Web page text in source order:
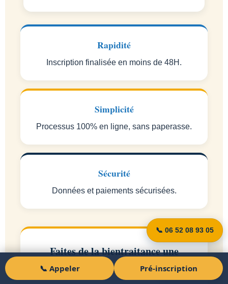
Rapidité
Inscription finalisée en moins de 48H.
Simplicité
Processus 100% en ligne, sans paperasse.
Sécurité
Données et paiements sécurisées.
Faites de la bientraitance une
valeur pilier de votre établissement
📞 06 52 08 93 05
Pré-inscription
📞 Appeler Pré-inscription